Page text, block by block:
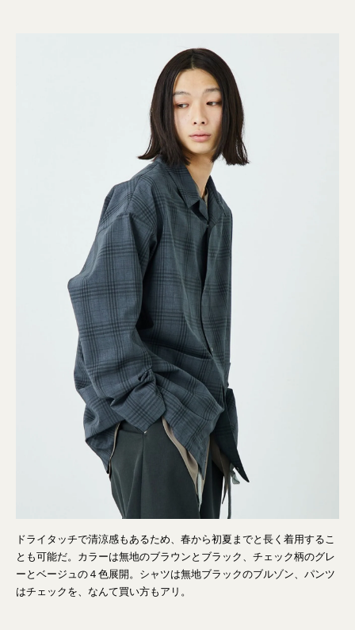
ドライタッチで清涼感もあるため、春から初夏までと長く着用するこ
とも可能だ。カラーは無地のブラウンとブラック、チェック柄のグレ
ーとベージュの４色展開。シャツは無地ブラックのブルゾン、パンツ
はチェックを、なんて買い方もアリ。